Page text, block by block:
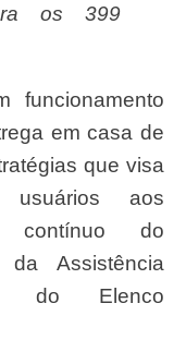
os 399
funcionamento
em casa de
que visa
aos
contínuo do
da Assistência
do Elenco